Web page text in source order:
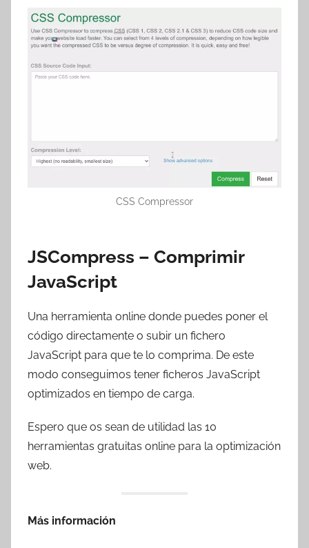
CSS Compressor
JSCompress – Comprimir
JavaScript
Una herramienta online donde puedes poner el
código directamente o subir un fichero
JavaScript para que te lo comprima. De este
modo conseguimos tener ficheros JavaScript
optimizados en tiempo de carga.
Espero que os sean de utilidad las 10
herramientas gratuitas online para la optimización
web.
Más información